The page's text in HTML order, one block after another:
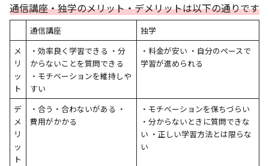
通信講座・独学のメリット・デメリットは以下の通りです
通信講座
独学
メ
リ
ッ
ト
・効率良く学習できる ・分
からないことを質問できる
・モチベーションを維持しや
すい
・料金が安い ・自分のペースで
学習が進められる
デ
メ
リ
ッ
ト
・合う・合わないがある ・
費用がかかる
・モチベーションを保ちづらい
・分からないときに質問できな
い ・正しい学習方法とは限らな
い